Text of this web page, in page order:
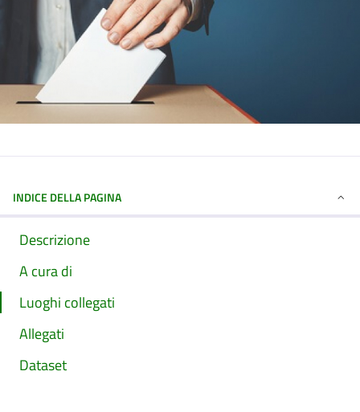
INDICE DELLA PAGINA
Descrizione
A cura di
Luoghi collegati
Allegati
Dataset